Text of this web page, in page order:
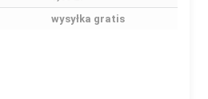
wysyłka gratis